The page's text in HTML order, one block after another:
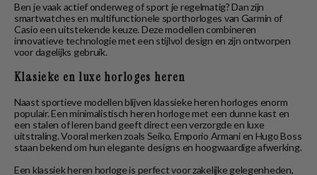
Ben je vaak actief onderweg of sport je regelmatig? Dan zijn
smartwatches en multifunctionele sporthorloges van Garmin of
Casio een uitstekende keuze. Deze modellen combineren
innovatieve technologie met een stijlvol design en zijn ontworpen
voor dagelijks gebruik.
Klasieke en luxe horloges heren
Naast sportieve modellen blijven klassieke heren horloges enorm
populair. Een minimalistisch heren horloge met een dunne kast en
een stalen of leren band geeft direct een verzorgde en luxe
uitstraling. Vooral merken zoals Seiko, Emporio Armani en Hugo Boss
staan bekend om hun elegante designs en hoogwaardige afwerking.
Een klassiek heren horloge is perfect voor zakelijke gelegenheden,